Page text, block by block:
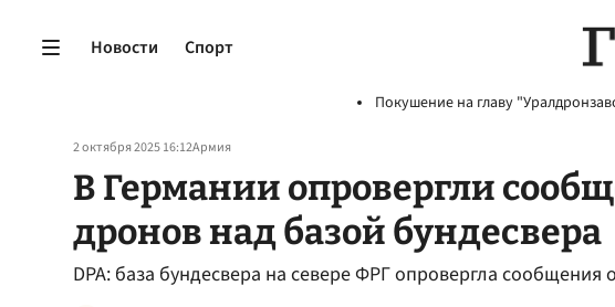
Новости Спорт
Покушение на главу
2 октября 2025 16:12Армия
В Германии опровергли
дронов над базой бундесвера
DPA: база бундесвера на севере ФРГ опровергла сообщения